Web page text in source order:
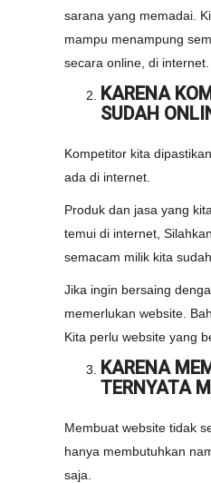
sarana yang memadai.
mampu menampung
secara online, di internet.
KARENA
SUDAH
Kompetitor kita
ada di internet.
Produk dan jasa yang
temui di internet,
semacam milik kita
Jika ingin bersaing
memerlukan website.
Kita perlu website yang
KARENA
TERNYATA
Membuat website tidak
hanya membutuhkan
saja.